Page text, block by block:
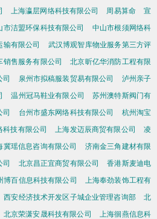
上海瀛层网络科技有限公司 周易算命
宣
市洁盟环保科技有限公司
中山市根须网络科
输有限公司
武汉博观智库物业服务第三方评
销售服务有限公司
北京昕亿华消防工程有限
司 泉州市拟稿服装贸易有限公司
泸州亲子
温州冠马鞋业有限公司
苏州澳特斯阀门有
司 台州市盛东网络科技有限公司
杭州淘宝
科技有限公司 上海发迈辰商贸有限公司
凌
冀瑶信息咨询有限公司
济南金三角建材有限
司 北京昌正宜商贸有限公司
香港斯麦迪电
博百信息科技有限公司
上海奉劲装饰工程有
西安经济技术开发区子城企业管理咨询部
北
北京荣潇安晟科技有限公司
上海徊燕信息科